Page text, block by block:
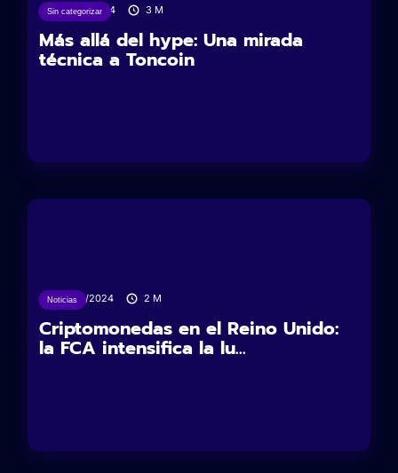
Sin categorizar
27/08/2024 3 M
Más allá del hype: Una mirada
técnica a Toncoin
Noticias
19/03/2024 2 M
Criptomonedas en el Reino Unido:
la FCA intensifica la lu...